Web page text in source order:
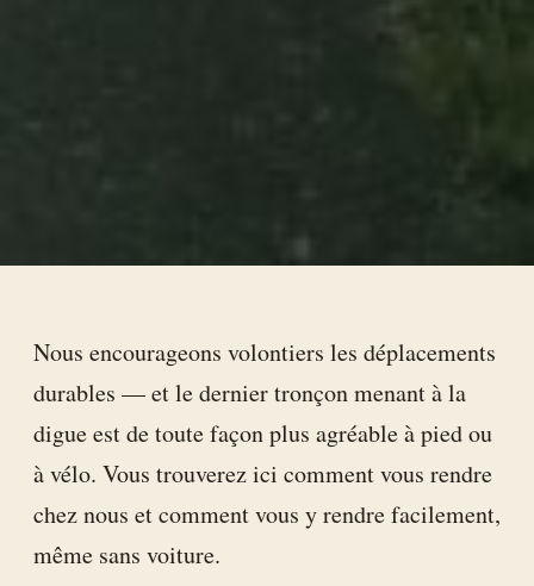
Nous encourageons volontiers les déplacements
durables — et le dernier tronçon menant à la
digue est de toute façon plus agréable à pied ou
à vélo. Vous trouverez ici comment vous rendre
chez nous et comment vous y rendre facilement,
même sans voiture.